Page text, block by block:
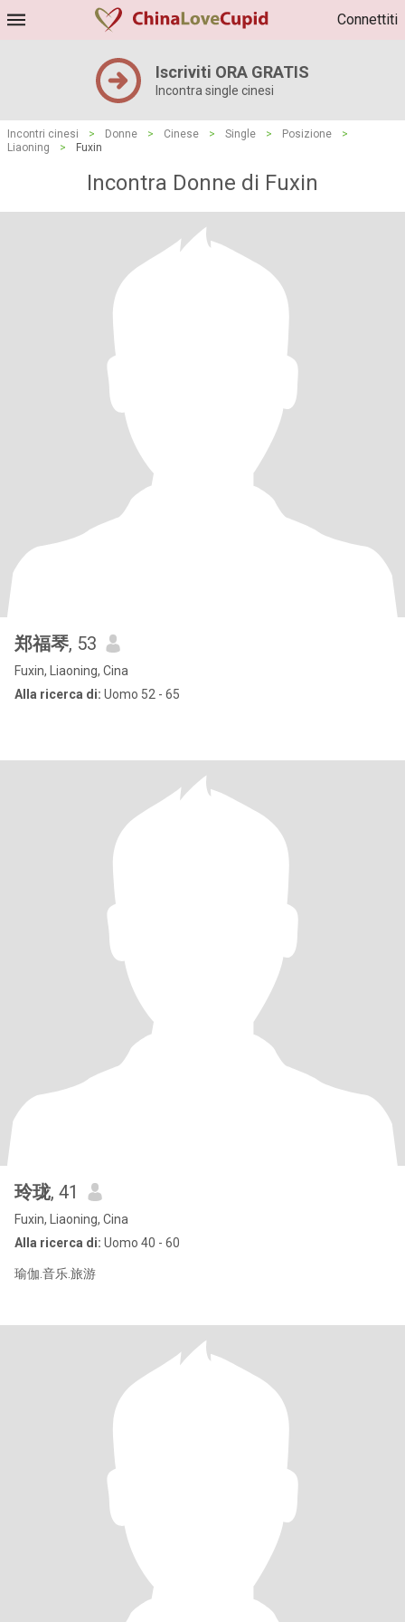
Connettiti
Iscriviti ORA GRATIS
Incontra single cinesi
Incontri cinesi > Donne > Cinese > Single > Posizione
>
Liaoning
> Fuxin
Incontra Donne di Fuxin
郑福琴, 53
Fuxin, Liaoning, Cina
Alla ricerca di: Uomo 52 - 65
玲珑, 41
Fuxin, Liaoning, Cina
Alla ricerca di: Uomo 40 - 60
瑜伽.音乐.旅游